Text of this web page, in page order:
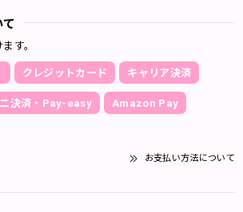
す。
クレジットカード キャリア決済
決済・Pay-easy Amazon Pay
お支払い方法について